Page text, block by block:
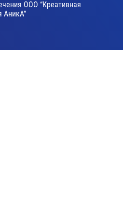
ООО “Креативная
АникА”